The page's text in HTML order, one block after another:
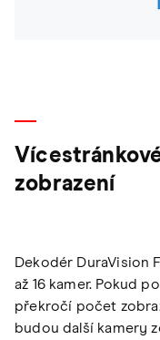
zobrazení
Dekodér DuraVision
až 16 kamer. Pokud
překročí počet
budou další kamery